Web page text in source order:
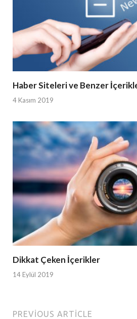
Haber Siteleri ve Benzer
4 Kasım 2019
Dikkat Çeken İçerikler
14 Eylül 2019
PREVIOUS ARTICLE